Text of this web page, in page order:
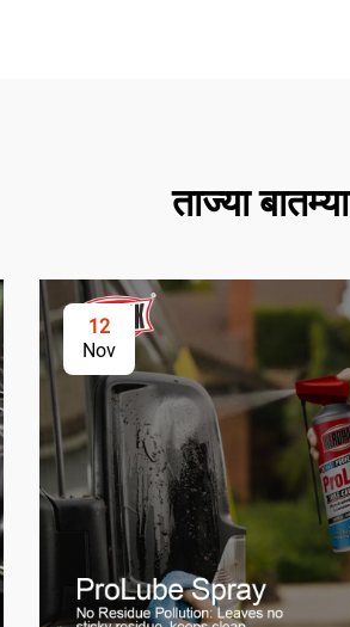
ताज्या बातम्या
12
Nov